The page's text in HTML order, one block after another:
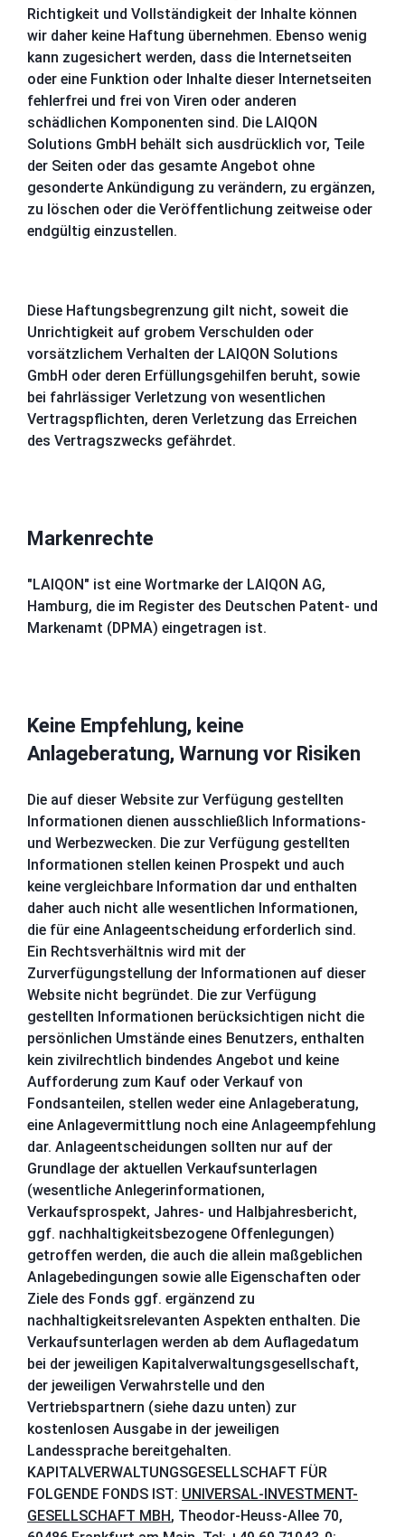
Richtigkeit und Vollständigkeit der Inhalte können
wir daher keine Haftung übernehmen. Ebenso wenig
kann zugesichert werden, dass die Internetseiten
oder eine Funktion oder Inhalte dieser Internetseiten
fehlerfrei und frei von Viren oder anderen
schädlichen Komponenten sind. Die LAIQON
Solutions GmbH behält sich ausdrücklich vor, Teile
der Seiten oder das gesamte Angebot ohne
gesonderte Ankündigung zu verändern, zu ergänzen,
zu löschen oder die Veröffentlichung zeitweise oder
endgültig einzustellen.
Diese Haftungsbegrenzung gilt nicht, soweit die
Unrichtigkeit auf grobem Verschulden oder
vorsätzlichem Verhalten der LAIQON Solutions
GmbH oder deren Erfüllungsgehilfen beruht, sowie
bei fahrlässiger Verletzung von wesentlichen
Vertragspflichten, deren Verletzung das Erreichen
des Vertragszwecks gefährdet.
Markenrechte
"LAIQON" ist eine Wortmarke der LAIQON AG,
Hamburg, die im Register des Deutschen Patent- und
Markenamt (DPMA) eingetragen ist.
Keine Empfehlung, keine
Anlageberatung, Warnung vor Risiken
Die auf dieser Website zur Verfügung gestellten
Informationen dienen ausschließlich Informations-
und Werbezwecken. Die zur Verfügung gestellten
Informationen stellen keinen Prospekt und auch
keine vergleichbare Information dar und enthalten
daher auch nicht alle wesentlichen Informationen,
die für eine Anlageentscheidung erforderlich sind.
Ein Rechtsverhältnis wird mit der
Zurverfügungstellung der Informationen auf dieser
Website nicht begründet. Die zur Verfügung
gestellten Informationen berücksichtigen nicht die
persönlichen Umstände eines Benutzers, enthalten
kein zivilrechtlich bindendes Angebot und keine
Aufforderung zum Kauf oder Verkauf von
Fondsanteilen, stellen weder eine Anlageberatung,
eine Anlagevermittlung noch eine Anlageempfehlung
dar. Anlageentscheidungen sollten nur auf der
Grundlage der aktuellen Verkaufsunterlagen
(wesentliche Anlegerinformationen,
Verkaufsprospekt, Jahres- und Halbjahresbericht,
ggf. nachhaltigkeitsbezogene Offenlegungen)
getroffen werden, die auch die allein maßgeblichen
Anlagebedingungen sowie alle Eigenschaften oder
Ziele des Fonds ggf. ergänzend zu
nachhaltigkeitsrelevanten Aspekten enthalten. Die
Verkaufsunterlagen werden ab dem Auflagedatum
bei der jeweiligen Kapitalverwaltungsgesellschaft,
der jeweiligen Verwahrstelle und den
Vertriebspartnern (siehe dazu unten) zur
kostenlosen Ausgabe in der jeweiligen
Landessprache bereitgehalten.
KAPITALVERWALTUNGSGESELLSCHAFT FÜR
FOLGENDE FONDS IST: UNIVERSAL-INVESTMENT-
GESELLSCHAFT MBH, Theodor-Heuss-Allee 70,